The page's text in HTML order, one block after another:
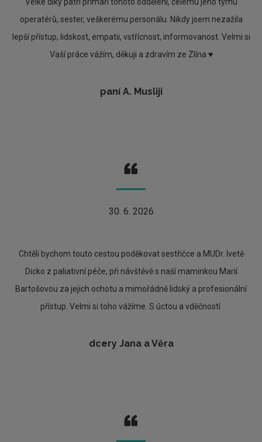
operatérů, sester, veškerému personálu. Nikdy jsem nezažila
lepší přístup, lidskost, empatii, vstřícnost, informovanost. Velmi si
Vaší práce vážím, děkuji a zdravím ze Zlína ♥️
paní A. Musliji
30. 6. 2026
Chtěli bychom touto cestou poděkovat sestřičce a MUDr. Ivetě
Dicko z paliativní péče, při návštěvě s naší maminkou Marií
Bartošovou za jejich ochotu a mimořádně lidský a profesionální
přístup. Velmi si toho vážíme. S úctou a vděčností
dcery Jana a Věra